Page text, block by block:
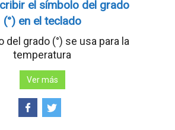
el símbolo del grado
(°) en el teclado
del grado (°) se usa para la
temperatura
Ver más